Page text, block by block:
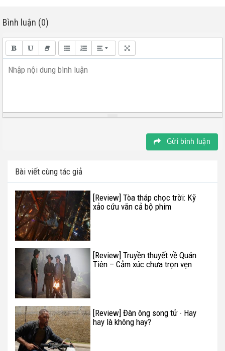
Bình luận (0)
Nhập nội dung bình luận
Gửi bình luận
Bài viết cùng tác giả
[Review] Tòa tháp chọc trời: Kỹ
xảo cứu vãn cả bộ phim
[Review] Truyền thuyết về Quán
Tiên – Cảm xúc chưa trọn vẹn
[Review] Đàn ông song tử - Hay
hay là không hay?